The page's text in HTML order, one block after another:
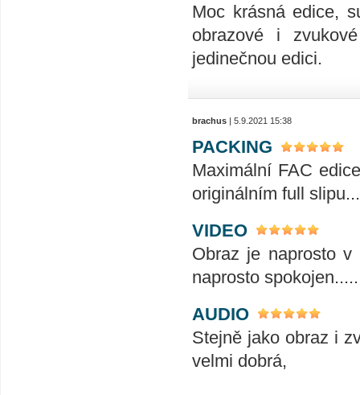
Moc krásná edice,
obrazové i
jedinečnou edici.
brachus | 5.9.2021 15:38
PACKING
Maximální FAC
originálním full slipu...
VIDEO
Obraz je naprosto
naprosto
AUDIO
Stejně jako obraz i
velmi dobrá,